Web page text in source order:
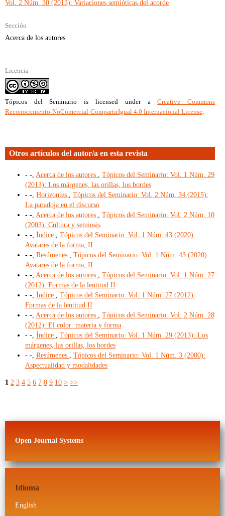
Vol. 2 Núm. 30 (2013): Variaciones semióticas del acorde
Sección
Acerca de los autores
Licencia
Tópicos del Seminario is licensed under aCreative Commons
Reconocimiento-NoComercial-CompartirIgual 4.0 Internacional License.
Otros artículos del autor/a en esta revista
- -, Acerca de los autores , Tópicos del Seminario: Vol. 1 Núm. 29
(2013): Los márgenes, las orillas, los bordes
- -, Horizontes , Tópicos del Seminario: Vol. 2 Núm. 34 (2015):
La paradoja en el discurso
- -, Acerca de los autores , Tópicos del Seminario: Vol. 2 Núm. 10
(2003): Cultura y semiosis
- -, Índice , Tópicos del Seminario: Vol. 1 Núm. 43 (2020):
Avatares de la forma, II
- -, Resúmenes , Tópicos del Seminario: Vol. 1 Núm. 43 (2020):
Avatares de la forma, II
- -, Acerca de los autores , Tópicos del Seminario: Vol. 1 Núm. 27
(2012): Formas de la lentitud II
- -, Índice , Tópicos del Seminario: Vol. 1 Núm. 27 (2012):
Formas de la lentitud II
- -, Acerca de los autores , Tópicos del Seminario: Vol. 2 Núm. 28
(2012): El color: materia y forma
- -, Índice , Tópicos del Seminario: Vol. 1 Núm. 29 (2013): Los
márgenes, las orillas, los bordes
- -, Resúmenes , Tópicos del Seminario: Vol. 1 Núm. 3 (2000):
Aspectualidad y modalidades
1 2 3 4 5 6 7 8 9 10 > >>
Open Journal Systems
Idioma
English